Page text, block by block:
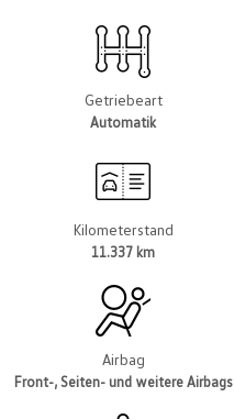
Getriebeart
Automatik
Kilometerstand
11.337 km
Airbag
Front-, Seiten- und weitere Airbags